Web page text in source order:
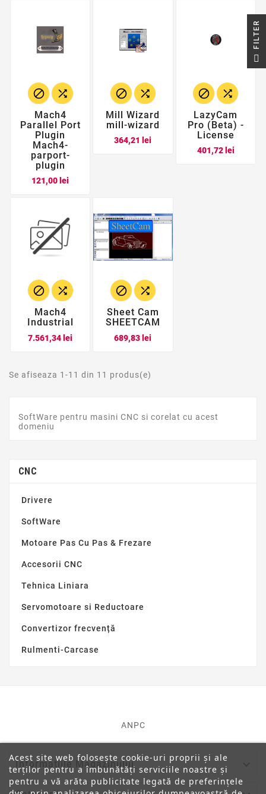
 
Mach4
Parallel Port
Plugin
Mach4-
parport-
plugin
121,00 lei
 
Mill Wizard
mill-wizard
364,21 lei
 
LazyCam
Pro (Beta) -
License
401,72 leiPret
 
Mach4
Industrial
7.561,34 lei
 
Sheet Cam
SHEETCAM
689,83 lei
Se afiseaza 1-11 din 11 produs(e)
SoftWare pentru masini CNC si corelat cu acest
domeniu
CNC
Drivere
SoftWare
Motoare Pas Cu Pas & Frezare
Accesorii CNC
Tehnica Liniara
Servomotoare si Reductoare
Convertizor frecvență
Rulmenti-Carcase
ANPC
Informatiile Magazinului
Acest site web folosește cookie-uri proprii și ale
terților pentru a îmbunătăți serviciile noastre și
pentru a vă arăta publicitate legată de preferințele
R